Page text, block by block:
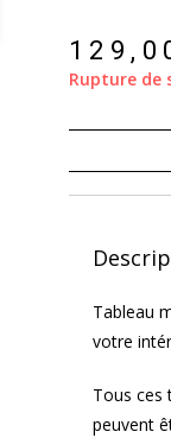
Rupture de
Tableau
votre
Tous ces
peuvent